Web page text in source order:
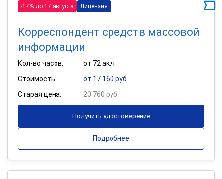
-17% до 17 августа Лицензия
Корреспондент средств массовой
информации
Кол-во часов:
от 72 ак.ч
Стоимость:
от 17 160 руб.
Старая цена:
20 760 руб.
Получить удостоверение
Подробнее